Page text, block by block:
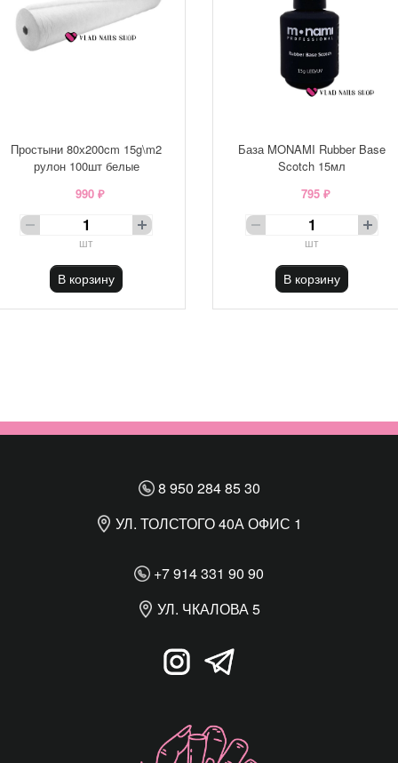
Простыни 80х200cm 15g\m2
рулон 100шт белые
990 ₽
шт
В корзину
База MONAMI Rubber Base
Scotch 15мл
795 ₽
шт
В корзину
8 950 284 85 30
УЛ. ТОЛСТОГО 40А ОФИС 1
+7 914 331 90 90
УЛ. ЧКАЛОВА 5